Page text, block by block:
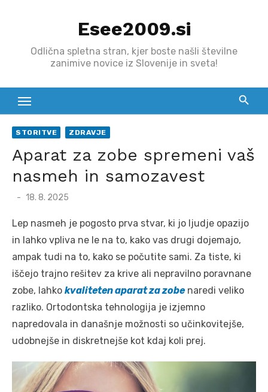
Esee2009.si
Odlična spletna stran, kjer boste našli številne
zanimive novice iz Slovenije in sveta!
STORITVE ZDRAVJE
Aparat za zobe spremeni vaš
nasmeh in samozavest
Posted
18. 8. 2025
Lep nasmeh je pogosto prva stvar, ki jo ljudje opazijo
in lahko vpliva ne le na to, kako vas drugi dojemajo,
ampak tudi na to, kako se počutite sami. Za tiste, ki
iščejo trajno rešitev za krive ali nepravilno poravnane
zobe, lahko kvaliteten aparat za zobenaredi veliko
razliko. Ortodontska tehnologija je izjemno
napredovala in današnje možnosti so učinkovitejše,
udobnejše in diskretnejše kot kdaj koli prej.